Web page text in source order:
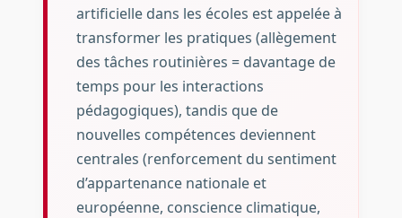
artificielle dans les écoles est appelée à
transformer les pratiques (allègement
des tâches routinières = davantage de
temps pour les interactions
pédagogiques), tandis que de
nouvelles compétences deviennent
centrales (renforcement du sentiment
d’appartenance nationale et
européenne, conscience climatique,